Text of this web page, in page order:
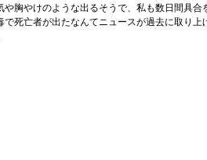
や胸やけのような出るそうで、私も数日間具合
で死亡者が出たなんてニュースが過去に取り